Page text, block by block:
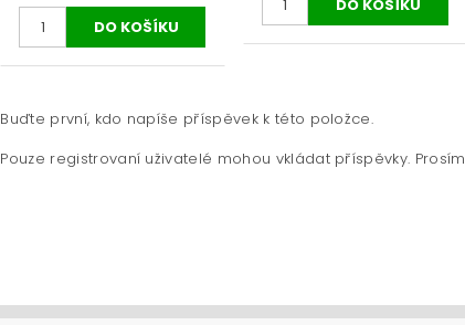
Buďte první, kdo napíše příspěvek k této položce.
Pouze registrovaní uživatelé mohou vkládat příspěvky. Prosím